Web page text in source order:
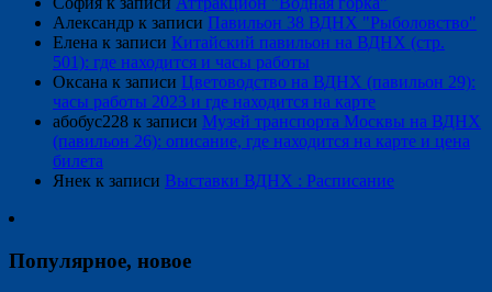
Александр к записи Павильон 38 ВДНХ "Рыболовство"
Елена к записи Китайский павильон на ВДНХ (стр.
501): где находится и часы работы
Оксана к записи Цветоводство на ВДНХ (павильон 29):
часы работы 2023 и где находится на карте
абобус228 к записи Музей транспорта Москвы на ВДНХ
(павильон 26): описание, где находится на карте и цена
билета
Янек к записи Выставки ВДНХ : Расписание
Популярное, новое